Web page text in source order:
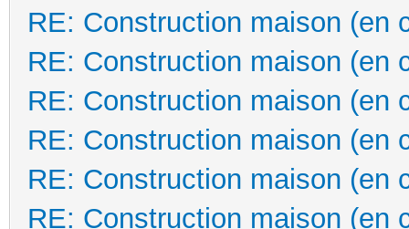
RE: Construction maison (en
RE: Construction maison (en
RE: Construction maison (en
RE: Construction maison (en
RE: Construction maison (en
RE: Construction maison (en